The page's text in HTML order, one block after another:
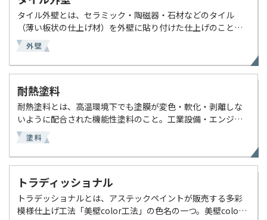
タイル外壁とは、セラミック・陶磁器・石材などのタイル
（薄い板状の仕上げ材）を外壁に貼り付けた仕上げのこと。
高級感・耐久性・美観に優れ、マンション・高級住宅・商業
ビルで多く使われる。 【タイル外壁の特徴】 素材自体の耐候
性 […]
外壁
耐熱塗料
耐熱塗料とは、高温環境下でも塗膜が変色・軟化・剥離しな
いように配合された機能性塗料のこと。工業設備・エンジ
ン・煙突・バーベキューグリルなど高温になる箇所の保護と
意匠維持に使われる。 【耐熱塗料の耐熱温度の目安】 一般耐
熱 […]
塗料
トラディッショナル
トラデッショナルとは、アステックペイントが販売する多彩
模様仕上げ工法「美壁color工法」の色名の一つ。美壁color